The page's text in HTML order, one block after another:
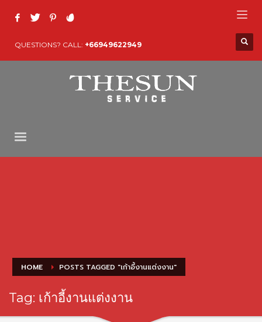
QUESTIONS? CALL: +66949622949
HOME POSTS TAGGED "เก้าอี้งานแต่งงาน"
Tag: เก้าอี้งานแต่งงาน